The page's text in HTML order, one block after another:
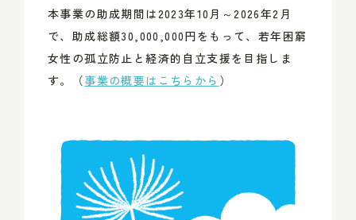
本事業の助成期間は2023年10月～2026年2月
で、助成総額30,000,000円をもって、若年困窮
女性の孤立防止と経済的自立支援を目指しま
す。（事業の概要はこちらから ）